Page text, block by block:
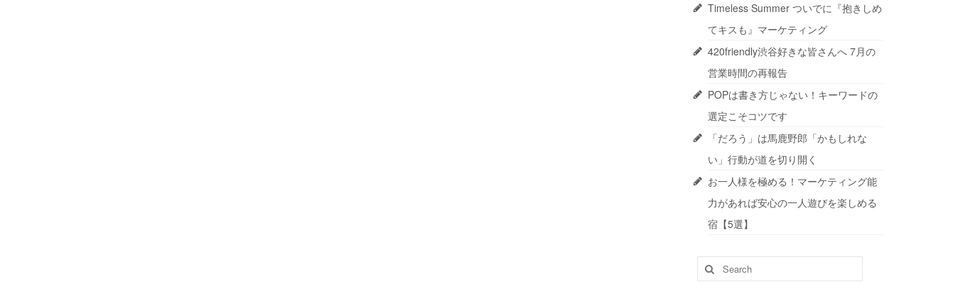
Timeless Summer ついでに『抱きしめ
てキスも』マーケティング
420friendly渋谷好きな皆さんへ 7月の
営業時間の再報告
POPは書き方じゃない！キーワードの
選定こそコツです
「だろう」は馬鹿野郎「かもしれな
い」行動が道を切り開く
お一人様を極める！マーケティング能
力があれば安心の一人遊びを楽しめる
宿【5選】
Search
for: